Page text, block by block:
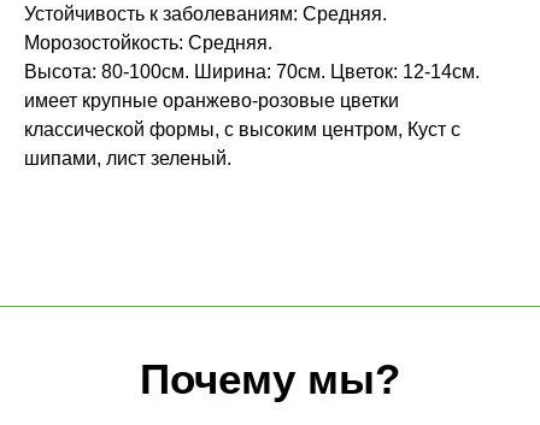
Устойчивость к заболеваниям: Средняя.
Морозостойкость: Средняя.
Высота: 80-100см. Ширина: 70см. Цветок: 12-14см.
имеет крупные оранжево-розовые цветки
классической формы, с высоким центром, Куст с
шипами, лист зеленый.
Почему мы?
Качество
высококачественные растения